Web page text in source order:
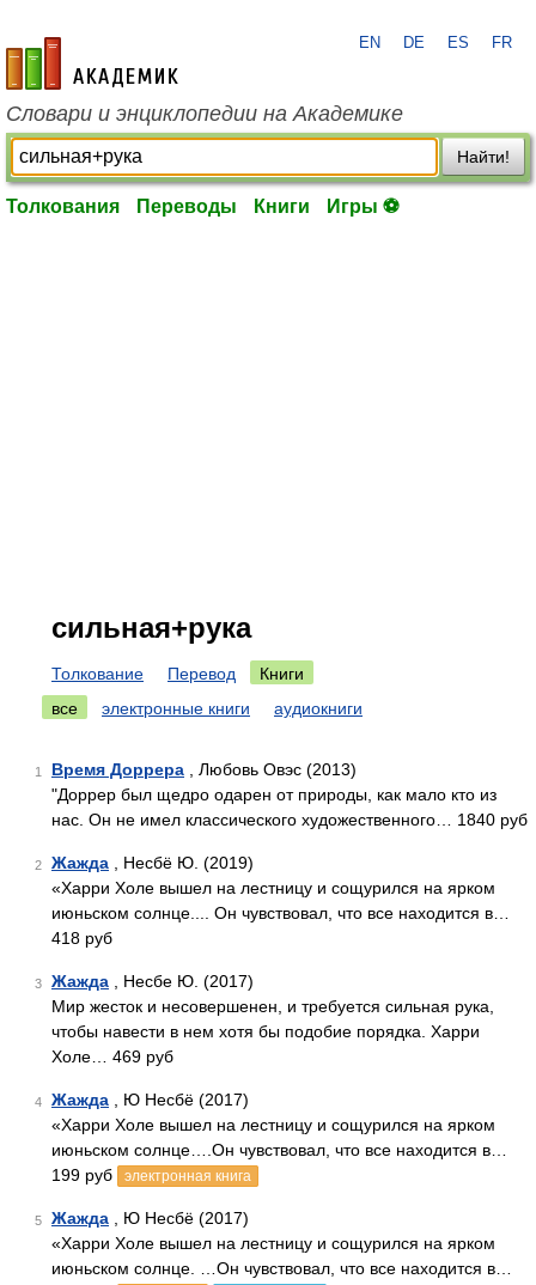
academic.ru
EN DE ES FR
Словари и энциклопедии на Академике
Найти!
Толкования Переводы Книги Игры ⚽
сильная+рука
Толкование Перевод
Книги
все
электронные книги аудиокниги
1 Время Доррера , Любовь Овэс (2013)
"Доррер был щедро одарен от природы, как мало кто из
нас. Он не имел классического художественного… 1840 руб
2 Жажда , Несбё Ю. (2019)
«Харри Холе вышел на лестницу и сощурился на ярком
июньском солнце.... Он чувствовал, что все находится в…
418 руб
3 Жажда , Несбе Ю. (2017)
Мир жесток и несовершенен, и требуется сильная рука,
чтобы навести в нем хотя бы подобие порядка. Харри
Холе… 469 руб
4 Жажда , Ю Несбё (2017)
«Харри Холе вышел на лестницу и сощурился на ярком
июньском солнце….Он чувствовал, что все находится в…
199 руб
электронная книга
5 Жажда , Ю Несбё (2017)
«Харри Холе вышел на лестницу и сощурился на ярком
июньском солнце. …Он чувствовал, что все находится в…